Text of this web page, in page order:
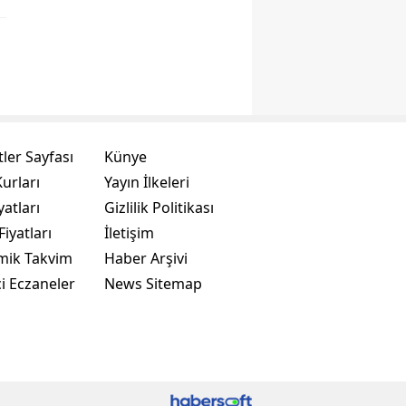
Sayfası
Takvim
Eczaneler
Künye
Yayın İlkeleri
Gizlilik Politikası
İletişim
Haber Arşivi
News Sitemap